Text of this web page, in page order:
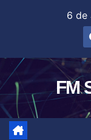
6 de
FM